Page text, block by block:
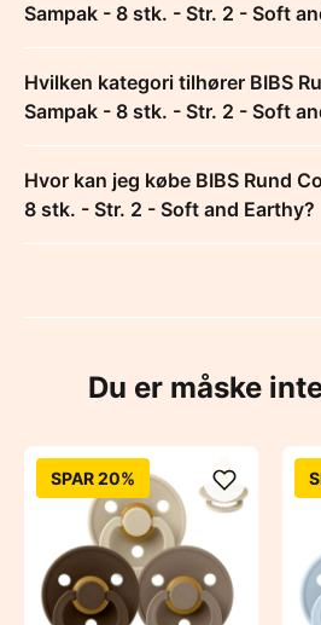
Sampak - 8 stk. - Str. 2 - Soft
Hvilken kategori tilhører BIBS
Sampak - 8 stk. - Str. 2 - Soft
Hvor kan jeg købe BIBS Rund
8 stk. - Str. 2 - Soft and Earthy?
Du er måske
SPAR 20%